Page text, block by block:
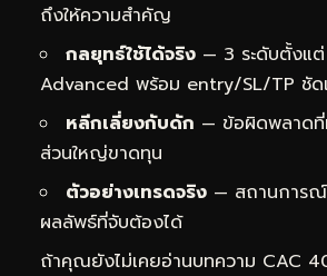
ถึงให้ความสำคัญ
กลยุทธ์ใช้ได้จริง — 3 ระดับตั้งแ
Advanced พร้อม entry/SL/TP ชัด
หลีกเลี่ยงกับดัก — ข้อผิดพลาดที่
ส่วนใหญ่ขาดทุน
ตัวอย่างเทรดจริง — สถานการ
ผลลัพธ์ที่จับต้องได้
ถ้าคุณยังไม่เคยอ่านบทความ CAC